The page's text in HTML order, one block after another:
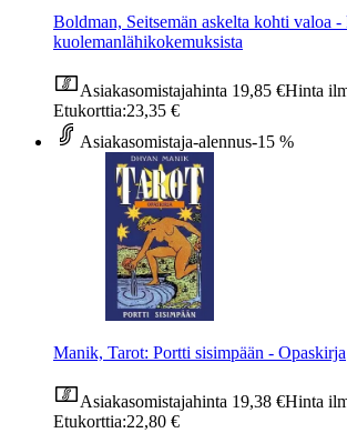
Boldman, Seitsemän askelta kohti valoa -
kuolemanlähikokemuksista
Asiakasomistajahinta 19,85 €Hinta
Etukorttia:23,35 €
Asiakasomistaja-alennus-15 %
Manik, Tarot: Portti sisimpään - Opaskirja
Asiakasomistajahinta 19,38 €Hinta
Etukorttia:22,80 €